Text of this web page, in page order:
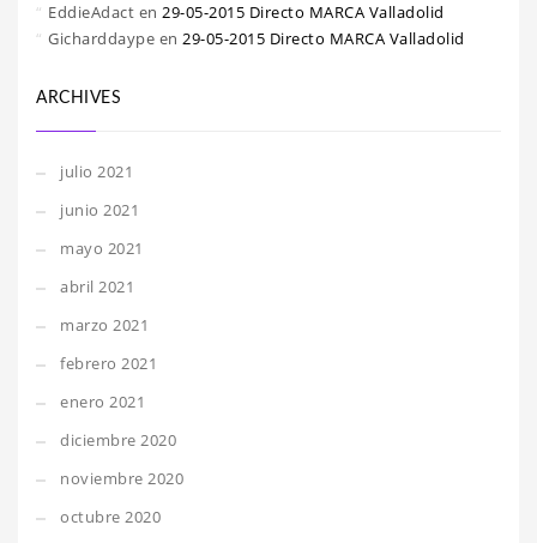
EddieAdact en 29-05-2015 Directo MARCA Valladolid
Gicharddaype en 29-05-2015 Directo MARCA Valladolid
ARCHIVES
julio 2021
junio 2021
mayo 2021
abril 2021
marzo 2021
febrero 2021
enero 2021
diciembre 2020
noviembre 2020
octubre 2020